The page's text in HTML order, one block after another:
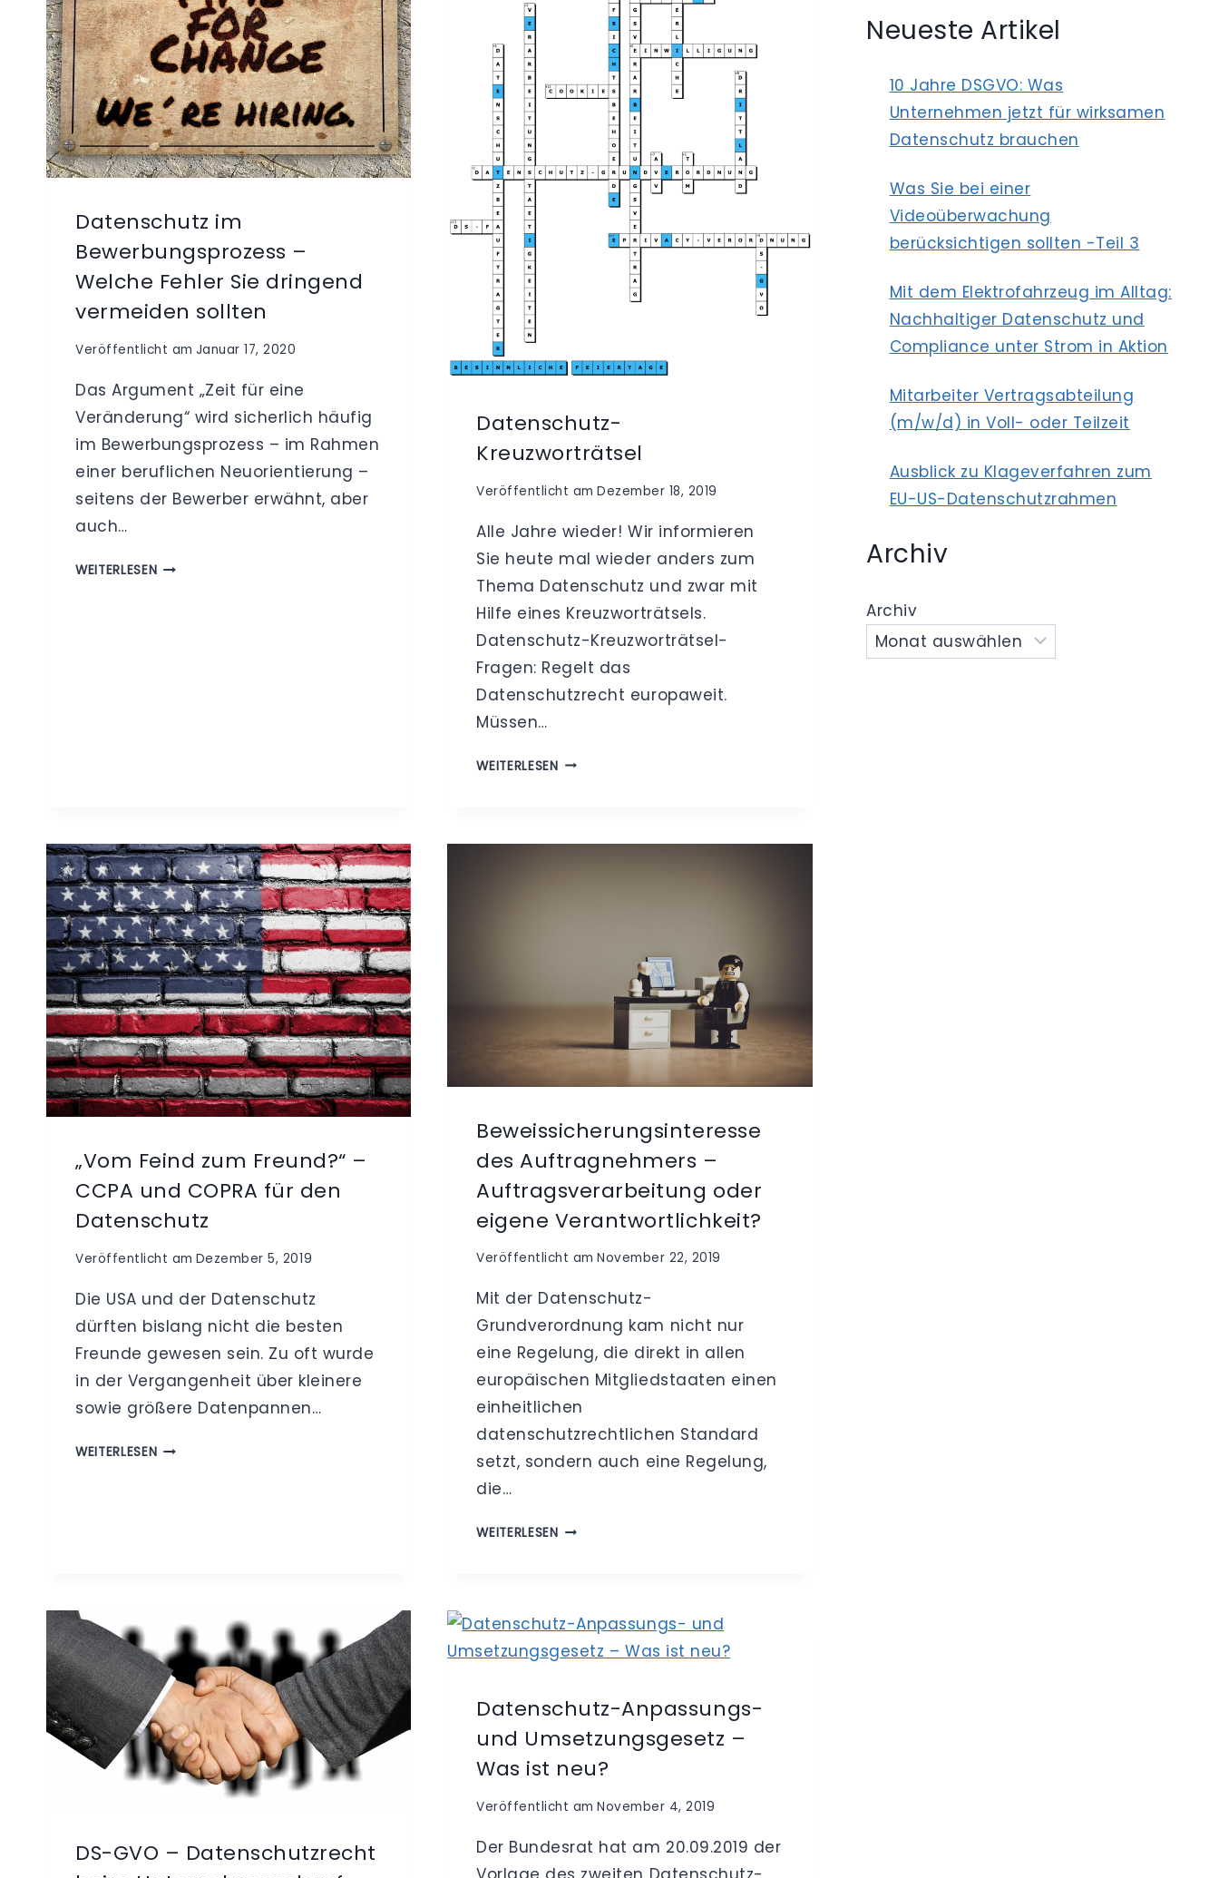
Datenschutz im
Bewerbungsprozess –
Welche Fehler Sie dringend
vermeiden sollten
Veröffentlicht am Januar 17, 2020
Das Argument „Zeit für eine
Veränderung“ wird sicherlich häufig
im Bewerbungsprozess – im Rahmen
einer beruflichen Neuorientierung –
seitens der Bewerber erwähnt, aber
auch…
WEITERLESENDATENSCHUTZ
Datenschutz-
Kreuzworträtsel
Veröffentlicht am Dezember 18, 2019
Alle Jahre wieder! Wir informieren
Sie heute mal wieder anders zum
Thema Datenschutz und zwar mit
Hilfe eines Kreuzworträtsels.
Datenschutz-Kreuzworträtsel-
Fragen: Regelt das
Datenschutzrecht europaweit.
Müssen…
WEITERLESENDATENSCHUTZ-
„Vom Feind zum Freund?“ –
CCPA und COPRA für den
Datenschutz
Veröffentlicht am Dezember 5, 2019
Die USA und der Datenschutz
dürften bislang nicht die besten
Freunde gewesen sein. Zu oft wurde
in der Vergangenheit über kleinere
sowie größere Datenpannen…
WEITERLESEN„VOM
DEN
DATENSCHUTZ
Beweissicherungsinteresse
des Auftragnehmers –
Auftragsverarbeitung oder
eigene Verantwortlichkeit?
Veröffentlicht am November 22, 2019
Mit der Datenschutz-
Grundverordnung kam nicht nur
eine Regelung, die direkt in allen
europäischen Mitgliedstaaten einen
einheitlichen
datenschutzrechtlichen Standard
setzt, sondern auch eine Regelung,
die…
WEITERLESENBEWEISSICHERUNGSINTERESSE
AUFTRAGSVERARBEITUNG
ODER
EIGENE
DS-GVO – Datenschutzrecht
Datenschutz-Anpassungs-
und Umsetzungsgesetz –
Was ist neu?
Veröffentlicht am November 4, 2019
Der Bundesrat hat am 20.09.2019 der
Neueste Artikel
10 Jahre DSGVO: Was
Unternehmen jetzt für wirksamen
Datenschutz brauchen
Was Sie bei einer
Videoüberwachung
berücksichtigen sollten -Teil 3
Mit dem Elektrofahrzeug im Alltag:
Nachhaltiger Datenschutz und
Compliance unter Strom in Aktion
Mitarbeiter Vertragsabteilung
(m/w/d) in Voll- oder Teilzeit
Ausblick zu Klageverfahren zum
EU-US-Datenschutzrahmen
Archiv
Archiv